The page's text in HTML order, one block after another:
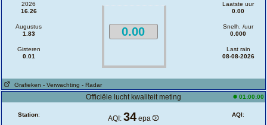
2026
16.26
Augustus
1.83
Gisteren
0.01
0.00
Laatste uur
0.00
Snelh. /uur
0.000
Last rain
08-08-2026
Grafieken - Verwachting - Radar
Officiële lucht kwaliteit meting 01:00:00
Station: AQI:34 epa AQI: